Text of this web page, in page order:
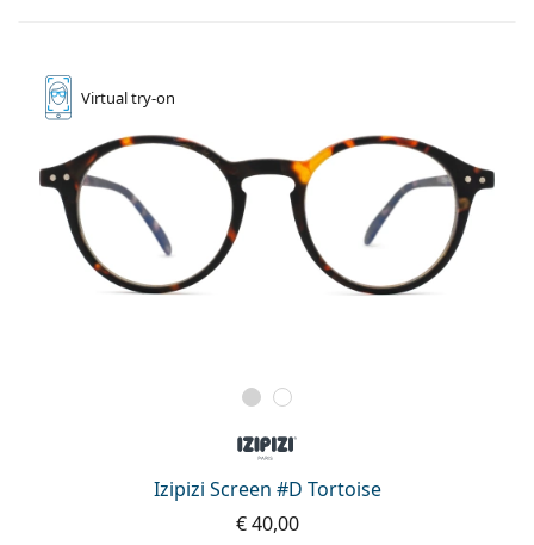
Virtualtry-on
Izipizi Screen #D Tortoise
€ 40,00